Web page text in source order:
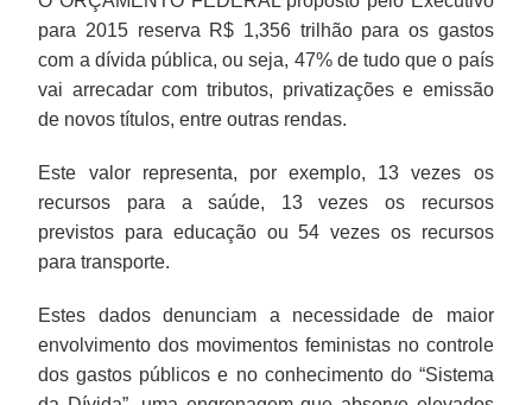
para 2015 reserva R$ 1,356 trilhão para os gastos
com a dívida pública, ou seja, 47% de tudo que o país
vai arrecadar com tributos, privatizações e emissão
de novos títulos, entre outras rendas.
Este valor representa, por exemplo, 13 vezes os
recursos para a saúde, 13 vezes os recursos
previstos para educação ou 54 vezes os recursos
para transporte.
Estes dados denunciam a necessidade de maior
envolvimento dos movimentos feministas no controle
dos gastos públicos e no conhecimento do “Sistema